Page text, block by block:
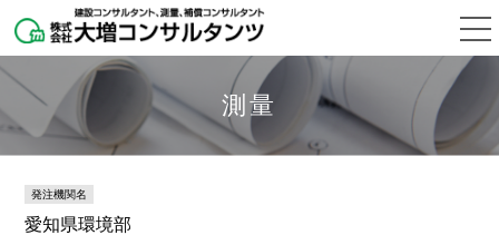
測量
発注機関名
愛知県環境部